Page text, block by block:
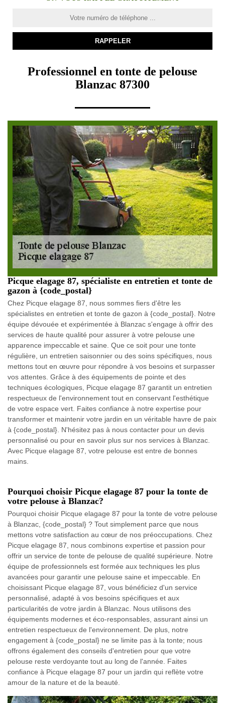
Professionnel en tonte de pelouse
Blanzac 87300
Picque elagage 87, spécialiste en entretien et tonte de
gazon à {code_postal}
Chez Picque elagage 87, nous sommes fiers d'être les
spécialistes en entretien et tonte de gazon à {code_postal}. Notre
équipe dévouée et expérimentée à Blanzac s'engage à offrir des
services de haute qualité pour assurer à votre pelouse une
apparence impeccable et saine. Que ce soit pour une tonte
régulière, un entretien saisonnier ou des soins spécifiques, nous
mettons tout en œuvre pour répondre à vos besoins et surpasser
vos attentes. Grâce à des équipements de pointe et des
techniques écologiques, Picque elagage 87 garantit un entretien
respectueux de l'environnement tout en conservant l'esthétique
de votre espace vert. Faites confiance à notre expertise pour
transformer et maintenir votre jardin en un véritable havre de paix
à {code_postal}. N'hésitez pas à nous contacter pour un devis
personnalisé ou pour en savoir plus sur nos services à Blanzac.
Avec Picque elagage 87, votre pelouse est entre de bonnes
mains.
Pourquoi choisir Picque elagage 87 pour la tonte de
votre pelouse à Blanzac?
Pourquoi choisir Picque elagage 87 pour la tonte de votre pelouse
à Blanzac, {code_postal} ? Tout simplement parce que nous
mettons votre satisfaction au cœur de nos préoccupations. Chez
Picque elagage 87, nous combinons expertise et passion pour
offrir un service de tonte de pelouse de qualité supérieure. Notre
équipe de professionnels est formée aux techniques les plus
avancées pour garantir une pelouse saine et impeccable. En
choisissant Picque elagage 87, vous bénéficiez d'un service
personnalisé, adapté à vos besoins spécifiques et aux
particularités de votre jardin à Blanzac. Nous utilisons des
équipements modernes et éco-responsables, assurant ainsi un
entretien respectueux de l'environnement. De plus, notre
engagement à {code_postal} ne se limite pas à la tonte; nous
offrons également des conseils d'entretien pour que votre
pelouse reste verdoyante tout au long de l'année. Faites
confiance à Picque elagage 87 pour un jardin qui reflète votre
amour de la nature et de la beauté.